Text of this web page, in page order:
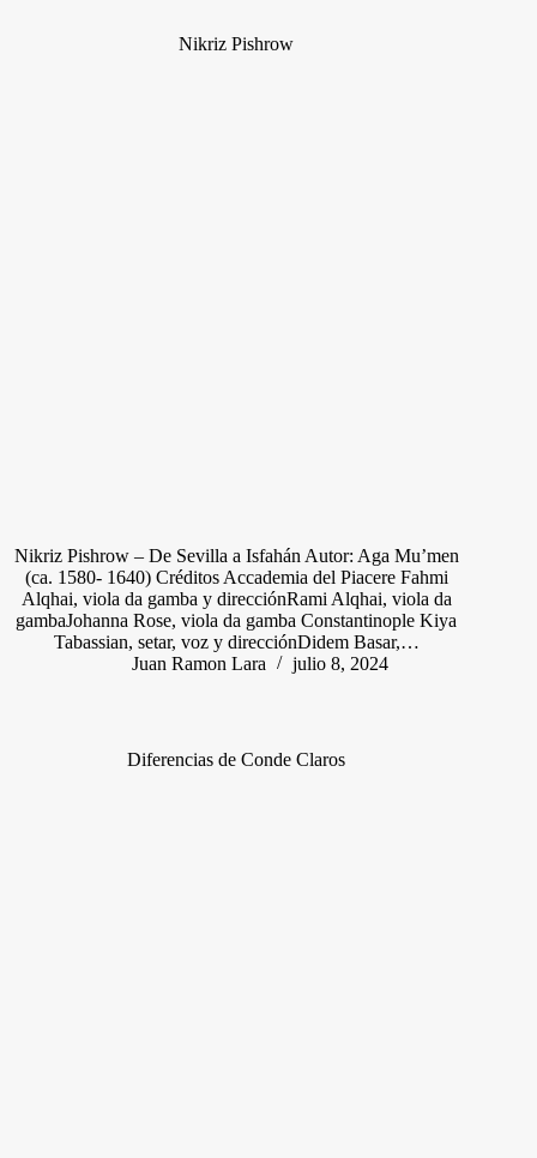
Nikriz Pishrow
Nikriz Pishrow – De Sevilla a Isfahán Autor: Aga Mu’men
(ca. 1580- 1640) Créditos Accademia del Piacere Fahmi
Alqhai, viola da gamba y direcciónRami Alqhai, viola da
gambaJohanna Rose, viola da gamba Constantinople Kiya
Tabassian, setar, voz y direcciónDidem Basar,…
Juan Ramon Lara
julio 8, 2024
Diferencias de Conde Claros